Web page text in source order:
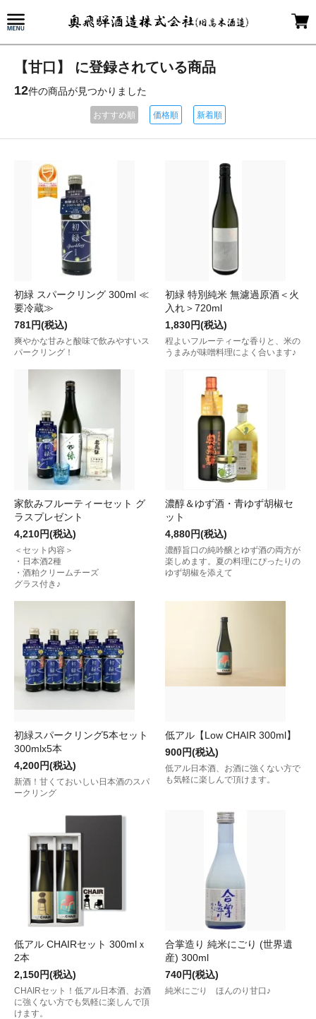
【甘口】 に登録されている商品
12件の商品が見つかりました
おすすめ順 価格順 新着順
初緑 スパークリング 300ml ≪
要冷蔵≫
781円(税込)
爽やかな甘みと酸味で飲みやすいス
パークリング！
初緑 特別純米 無濾過原酒＜火
入れ＞720ml
1,830円(税込)
程よいフルーティーな香りと、米の
うまみが味噌料理によく合います♪
家飲みフルーティーセット グ
ラスプレゼント
4,210円(税込)
＜セット内容＞
・日本酒2種
・酒粕クリームチーズ
グラス付き♪
濃醇＆ゆず酒・青ゆず胡椒セ
ット
4,880円(税込)
濃醇旨口の純吟醸とゆず酒の両方が
楽しめます。夏の料理にぴったりの
ゆず胡椒を添えて
初緑スパークリング5本セット
300mlx5本
4,200円(税込)
新酒！甘くておいしい日本酒のスパ
ークリング
低アル【Low CHAIR 300ml】
900円(税込)
低アル日本酒、お酒に強くない方で
も気軽に楽しんで頂けます。
低アル CHAIRセット 300mlｘ
2本
2,150円(税込)
CHAIRセット！低アル日本酒、お酒
に強くない方でも気軽に楽しんで頂
けます。
合掌造り 純米にごり (世界遺
産) 300ml
740円(税込)
純米にごり ほんのり甘口♪